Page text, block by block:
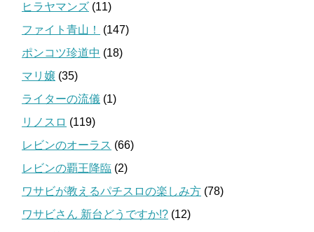
ヒラヤマンズ (11)
ファイト青山！
(147)
ポンコツ珍道中 (18)
マリ嬢 (35)
ライターの流儀 (1)
リノスロ (119)
レビンのオーラス (66)
レビンの覇王降臨 (2)
ワサビが教えるパチスロの楽しみ方 (78)
ワサビさん 新台どうですか!? (12)